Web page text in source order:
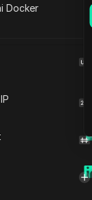
Docker
hiện
diện
sau
trang